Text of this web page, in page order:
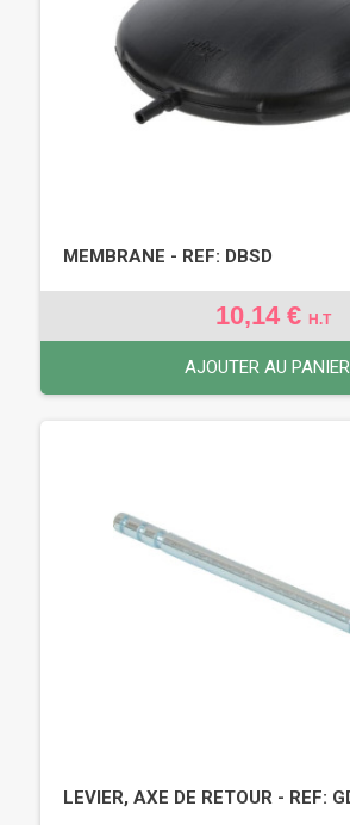
MEMBRANE - REF: DBSD
10,14 € H.T
AJOUTER AU PANIER
LEVIER, AXE DE RETOUR - REF: